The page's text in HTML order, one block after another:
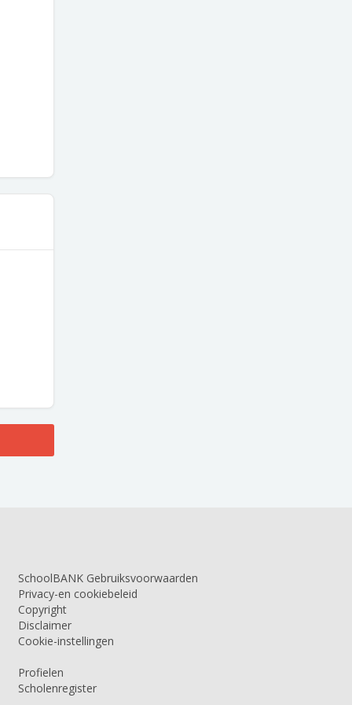
SchoolBANK Gebruiksvoorwaarden
Privacy-en cookiebeleid
Copyright
Disclaimer
Cookie-instellingen
Profielen
Scholenregister